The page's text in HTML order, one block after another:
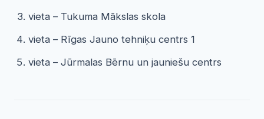
vieta – Tukuma Mākslas skola
vieta – Rīgas Jauno tehniķu centrs 1
vieta – Jūrmalas Bērnu un jauniešu centrs